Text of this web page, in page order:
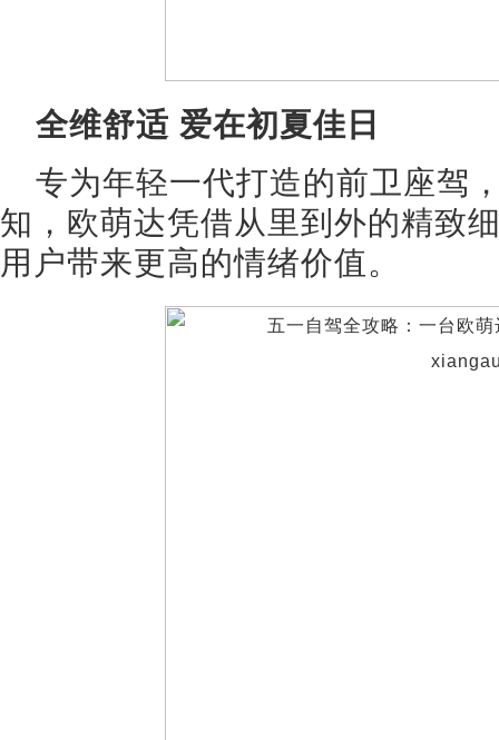
全维舒适 爱在初夏佳日
专为年轻一代打造的前卫座驾
知，欧萌达凭借从里到外的精致
用户带来更高的情绪价值。